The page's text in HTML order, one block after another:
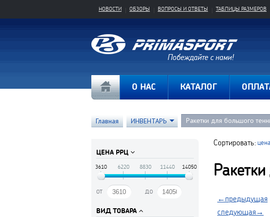
НОВОСТИ ОБЗОРЫ ВОПРОСЫ И ОТВЕТЫ ТАБЛИЦЫ РАЗМЕРОВ
О НАС КАТАЛОГ
Главная ИНВЕНТАРЬ Ракетки для большого
ЦЕНА РРЦ
3610 6220 8830 11440 14050
от до
ВИД ТОВАРА
Сортировать:
←предыдущая
следующая→